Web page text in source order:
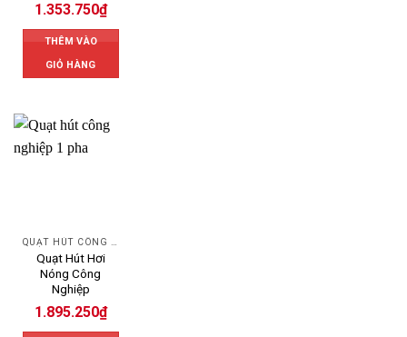
1.353.750₫
THÊM VÀO
GIỎ HÀNG
QUẠT HÚT CÔNG NGHIỆP
Quạt Hút Hơi
Nóng Công
Nghiệp
1.895.250₫